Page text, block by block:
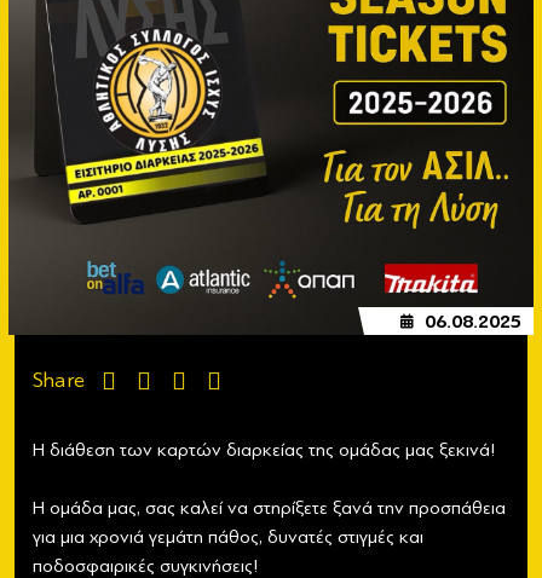
06.08.2025
Share
Η διάθεση των καρτών διαρκείας της ομάδας μας ξεκινά!
Η ομάδα μας, σας καλεί να στηρίξετε ξανά την προσπάθεια
για μια χρονιά γεμάτη πάθος, δυνατές στιγμές και
ποδοσφαιρικές συγκινήσεις!